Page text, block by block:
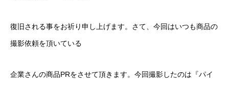
復旧される事をお祈り申し上げます。さて、今回はいつも商品の
撮影依頼を頂いている
企業さんの商品PRをさせて頂きます。今回撮影したのは『パイ